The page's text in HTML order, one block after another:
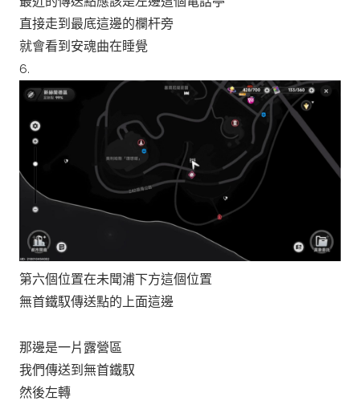
直接走到最底這邊的欄杆旁
就會看到安魂曲在睡覺
6.
第六個位置在未聞浦下方這個位置
無首鐵馭傳送點的上面這邊
那邊是一片露營區
我們傳送到無首鐵馭
然後左轉